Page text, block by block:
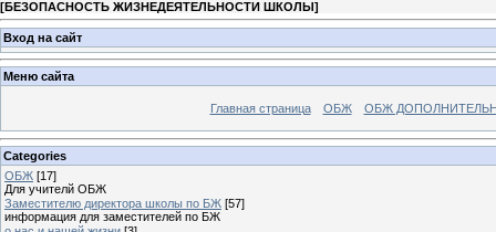
[БЕЗОПАСНОСТЬ ЖИЗНЕДЕЯТЕЛЬНОСТИ ШКОЛЫ]
Вход на сайт
Меню сайта
Главная страница ОБЖ ОБЖ
Categories
ОБЖ [17]
Для учителй ОБЖ
Заместителю директора школы по БЖ [57]
информация для заместителей по БЖ